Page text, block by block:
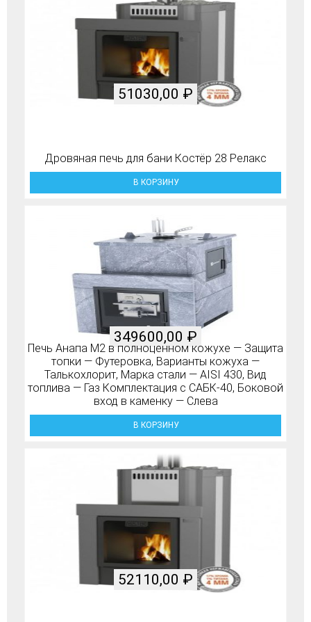
Дровяная печь для бани Костёр 28 Релакс
51030,00 ₽
В КОРЗИНУ
Печь Анапа М2 в полноценном кожухе — Защита
топки — Футеровка, Варианты кожуха —
Талькохлорит, Марка стали — AISI 430, Вид
топлива — Газ Комплектация с САБК-40, Боковой
вход в каменку — Слева
349600,00 ₽
В КОРЗИНУ
52110,00 ₽